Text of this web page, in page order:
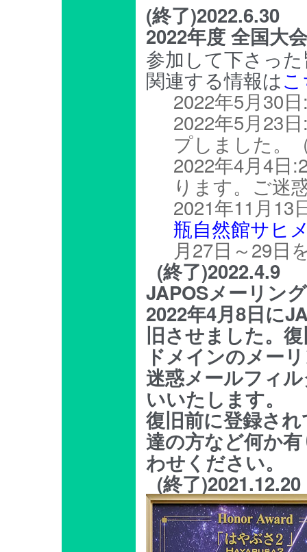
(終了)2022.6.30
2022年度 全国大
参加して下さっ
関連する情報は
2022年5月30
2022年5月23
プしました。
2022年4月4日
ります。ご迷
2021年11月13
瓶自然館サヒ
月27日～29日
(終了)2022.4.9
JAPOSメーリン
2022年4月8日に
旧させました。
ドメインのメー
迷惑メールフィ
いいたします。
復旧前に登録さ
達の方など何か
わせください。
(終了)2021.12.20